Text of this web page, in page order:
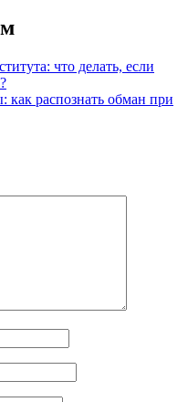
что делать, если
распознать обман при